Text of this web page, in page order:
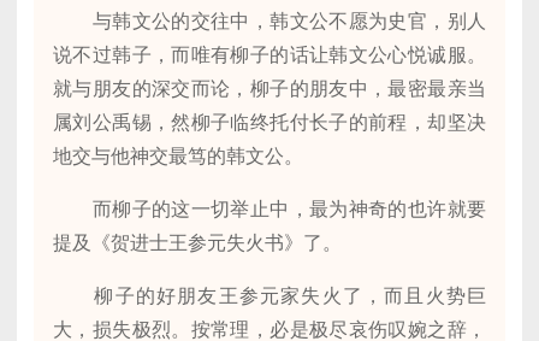
与韩文公的交往中，韩文公不愿为史官，别人
说不过韩子，而唯有柳子的话让韩文公心悦诚服。
就与朋友的深交而论，柳子的朋友中，最密最亲当
属刘公禹锡，然柳子临终托付长子的前程，却坚决
地交与他神交最笃的韩文公。
而柳子的这一切举止中，最为神奇的也许就要
提及《贺进士王参元失火书》了。
柳子的好朋友王参元家失火了，而且火势巨
大，损失极烈。按常理，必是极尽哀伤叹婉之辞，